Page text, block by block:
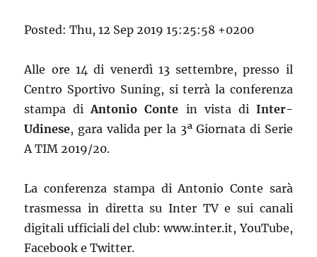
Posted: Thu, 12 Sep 2019 15:25:58 +0200
Alle ore 14 di venerdì 13 settembre, presso il
Centro Sportivo Suning, si terrà la conferenza
stampa diAntonio Conte in vista di Inter-
Udinese, gara valida per la 3ª Giornata di Serie
A TIM 2019/20.
La conferenza stampa di Antonio Conte sarà
trasmessa in diretta su Inter TV e sui canali
digitali ufficiali del club: www.inter.it, YouTube,
Facebook e Twitter.